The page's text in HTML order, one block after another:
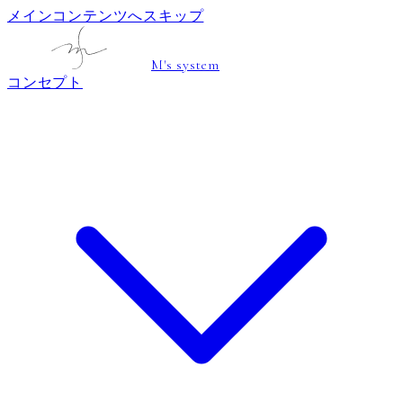
メインコンテンツへスキップ
M's system
コンセプト